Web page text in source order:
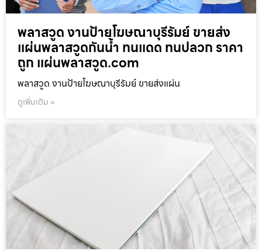
พลาสวูด งานป้ายโฆษณาบุรีรัมย์ ขายส่ง
แผ่นพลาสวูดกันน้ำ ทนแดด ทนปลวก ราคา
ถูก แผ่นพลาสวูด.com
พลาสวูด งานป้ายโฆษณาบุรีรัมย์ ขายส่งแผ่น
ดูเพิ่มเติม »